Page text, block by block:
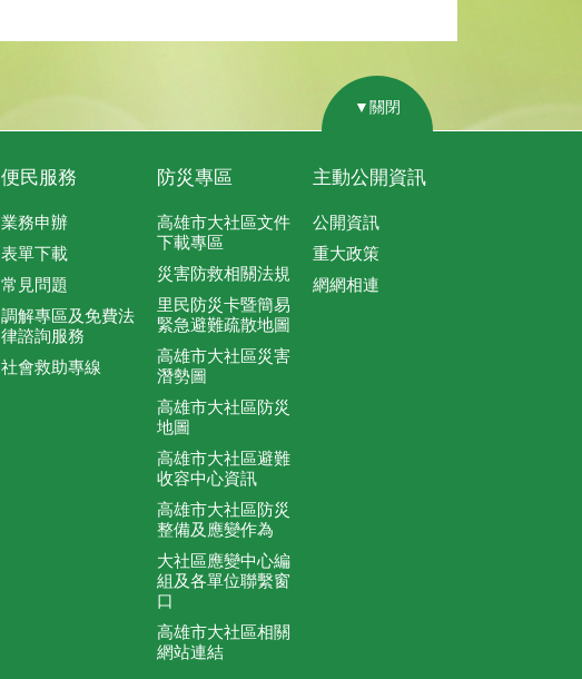
▼關閉
便民服務
業務申辦
表單下載
常見問題
調解專區及免費法
律諮詢服務
社會救助專線
防災專區
高雄市大社區文件
下載專區
災害防救相關法規
里民防災卡暨簡易
緊急避難疏散地圖
高雄市大社區災害
潛勢圖
高雄市大社區防災
地圖
高雄市大社區避難
收容中心資訊
高雄市大社區防災
整備及應變作為
大社區應變中心編
組及各單位聯繫窗
口
高雄市大社區相關
網站連結
主動公開資訊
公開資訊
重大政策
網網相連